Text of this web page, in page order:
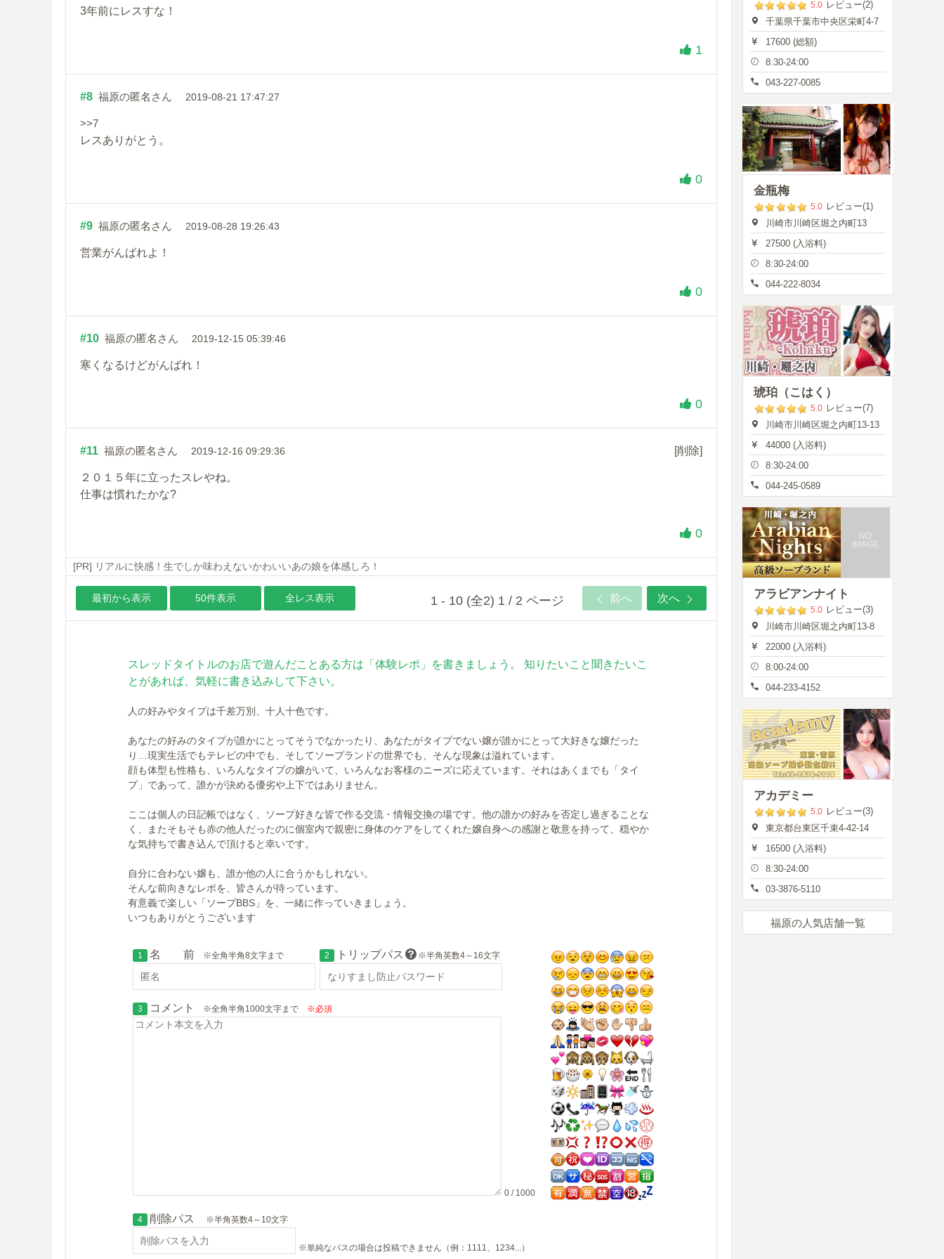
3年前にレスすな！
1
#8 福原の匿名さん 2019-08-21 17:47:27
>>7
レスありがとう。
0
#9 福原の匿名さん 2019-08-28 19:26:43
営業がんばれよ！
0
#10 福原の匿名さん 2019-12-15 05:39:46
寒くなるけどがんばれ！
0
[削除]
#11 福原の匿名さん 2019-12-16 09:29:36
２０１５年に立ったスレやね。
仕事は慣れたかな?
0
[PR] リアルに快感！生でしか味わえないかわいいあの娘を体感しろ！
最初から表示 50件表示 全レス表示 1 - 10 (全2) 1 / 2 ページ 前へ 次へ
スレッドタイトルのお店で遊んだことある方は「体験レポ」を書きましょう。 知りたいこと聞きたいこ
とがあれば、気軽に書き込みして下さい。
人の好みやタイプは千差万別、十人十色です。
あなたの好みのタイプが誰かにとってそうでなかったり、あなたがタイプでない嬢が誰かにとって大好きな嬢だった
り…現実生活でもテレビの中でも、そしてソープランドの世界でも、そんな現象は溢れています。
顔も体型も性格も、いろんなタイプの嬢がいて、いろんなお客様のニーズに応えています。それはあくまでも「タイ
プ」であって、誰かが決める優劣や上下ではありません。
ここは個人の日記帳ではなく、ソープ好きな皆で作る交流・情報交換の場です。他の誰かの好みを否定し過ぎることな
く、またそもそも赤の他人だったのに個室内で親密に身体のケアをしてくれた嬢自身への感謝と敬意を持って、穏やか
な気持ちで書き込んで頂けると幸いです。
自分に合わない嬢も、誰か他の人に合うかもしれない。
そんな前向きなレポを、皆さんが待っています。
有意義で楽しい「ソープBBS」を、一緒に作っていきましょう。
いつもありがとうございます
1 名 前 ※全角半角8文字まで 2 トリップパス ※半角英数4～16文字
3 コメント ※全角半角1000文字まで ※必須
0 / 1000
4 削除パス ※半角英数4～10文字
※単純なパスの場合は投稿できません（例：1111、1234...）
5.0 レビュー(2)
千葉県千葉市中央区栄町4-7
17600 (総額)
8:30-24:00
043-227-0085
金瓶梅
5.0 レビュー(1)
川崎市川崎区堀之内町13
27500 (入浴料)
8:30-24:00
044-222-8034
琥珀（こはく）
5.0 レビュー(7)
川崎市川崎区堀之内町13-13
44000 (入浴料)
8:30-24:00
044-245-0589
NO
IMAGE
アラビアンナイト
5.0 レビュー(3)
川崎市川崎区堀之内町13-8
22000 (入浴料)
8:00-24:00
044-233-4152
アカデミー
5.0 レビュー(3)
東京都台東区千束4-42-14
16500 (入浴料)
8:30-24:00
03-3876-5110
福原の人気店舗一覧